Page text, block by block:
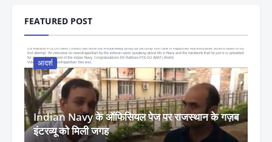
FEATURED POST
आदर्श
Indian Navy के ऑफिसियल पेज पर राजस्थान के गज़ब
इंटरव्यू को मिली जगह